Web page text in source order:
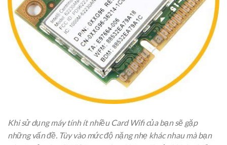
Khi sử dụng máy tính ít nhiều Card Wifi của bạn sẽ gặp
những vấn đề. Tùy vào mức độ nặng nhẹ khác nhau mà bạn